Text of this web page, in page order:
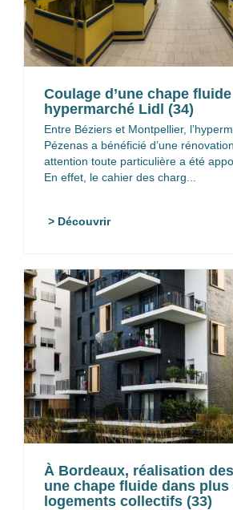
Coulage d’une chape
hypermarché Lidl (34)
Entre Béziers et Montpellier,
Pézenas a bénéficié d’une
attention toute particulière a été
En effet, le cahier des charg...
> Découvrir
À Bordeaux, réalisation
une chape fluide dans plus
logements collectifs (33)